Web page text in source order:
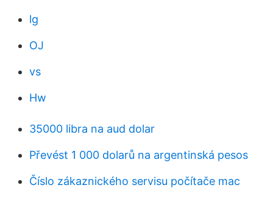
lg
OJ
vs
Hw
35000 libra na aud dolar
Převést 1 000 dolarů na argentinská pesos
Číslo zákaznického servisu počítače mac